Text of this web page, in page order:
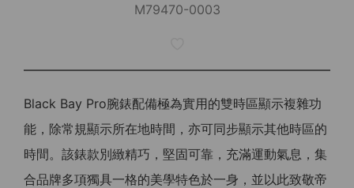
M79470-0003
Black Bay Pro腕錶配備極為實用的雙時區顯示複雜功
能，除常規顯示所在地時間，亦可同步顯示其他時區的
時間。該錶款別緻精巧，堅固可靠，充滿運動氣息，集
合品牌多項獨具一格的美學特色於一身，並以此致敬帝